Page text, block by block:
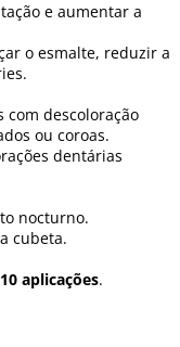
e aumentar a
o esmalte, reduzir a
descoloração
ou coroas.
dentárias
nocturno.
cubeta.
aplicações.